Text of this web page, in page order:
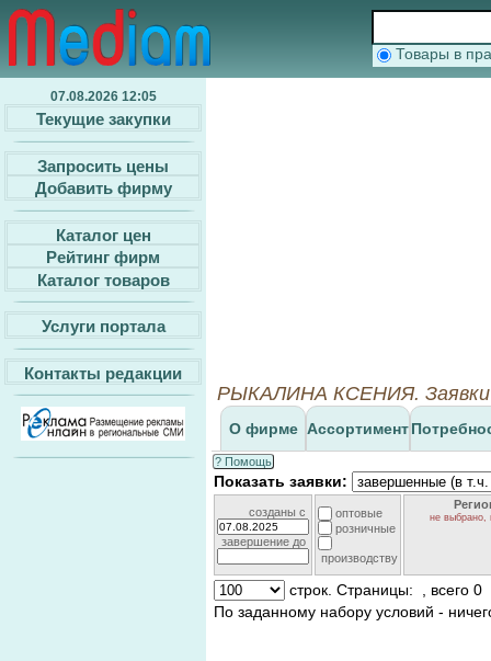
Товары в
07.08.2026 12:05
Текущие закупки
Запросить цены
Добавить фирму
Каталог цен
Рейтинг фирм
Каталог товаров
Услуги портала
Контакты редакции
РЫКАЛИНА КСЕНИЯ. Заявки
О фирме Ассортимент
? Помощь
Показать заявки:
созданы c
завершение до
оптовые
розничные
производству
не выбрано,
строк. Страницы:
, всего 0
По заданному набору условий -